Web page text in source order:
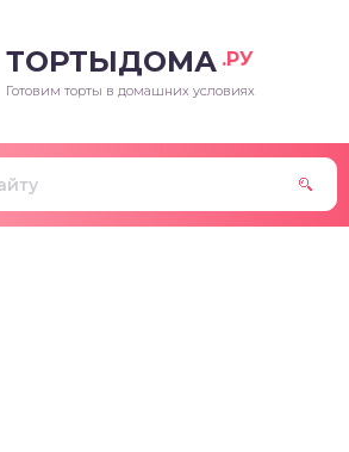
ТОРТЫДОМА .РУ
Готовим торты в домашних условиях